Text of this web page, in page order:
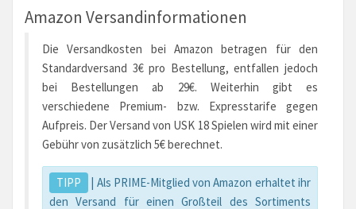
Amazon Versandinformationen
Die Versandkosten bei Amazon betragen für den
Standardversand 3€ pro Bestellung, entfallen jedoch
bei Bestellungen ab 29€. Weiterhin gibt es
verschiedene Premium- bzw. Expresstarife gegen
Aufpreis. Der Versand von USK 18 Spielen wird mit einer
Gebühr von zusätzlich 5€ berechnet.
TIPP
| Als PRIME-Mitglied von Amazon erhaltet ihr
den Versand für einen Großteil des Sortiments